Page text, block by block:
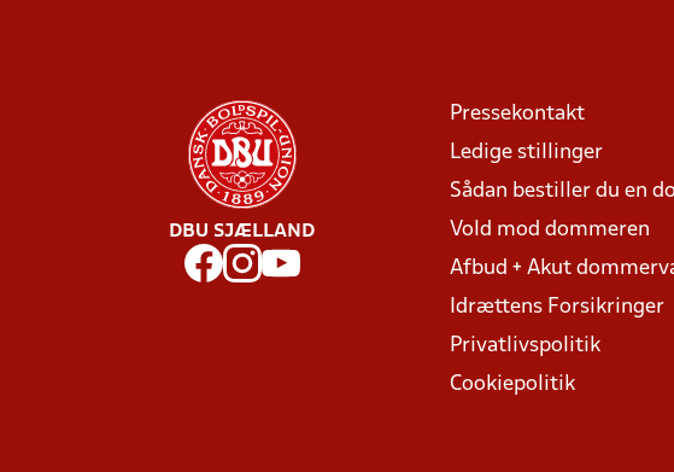
DBU SJÆLLAND
Pressekontakt
Ledige stillinger
Sådan bestiller du en
Vold mod dommeren
Afbud + Akut
Idrættens Forsikringer
Privatlivspolitik
Cookiepolitik